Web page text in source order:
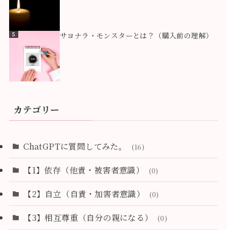
5 サヨナラ・モンスターとは？（購入前の理解）
カテゴリー
ChatGPTに質問してみた。 (16)
【1】依存（他責・被害者意識） (0)
【2】自立（自責・加害者意識） (0)
【3】相互尊重（自分の親になる） (0)